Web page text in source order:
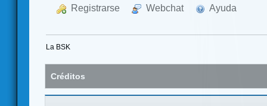
Registrarse Webchat Ayuda
La BSK
Créditos